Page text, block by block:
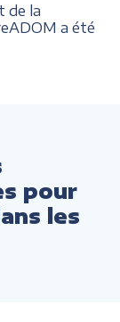
de la
a été
pour
les